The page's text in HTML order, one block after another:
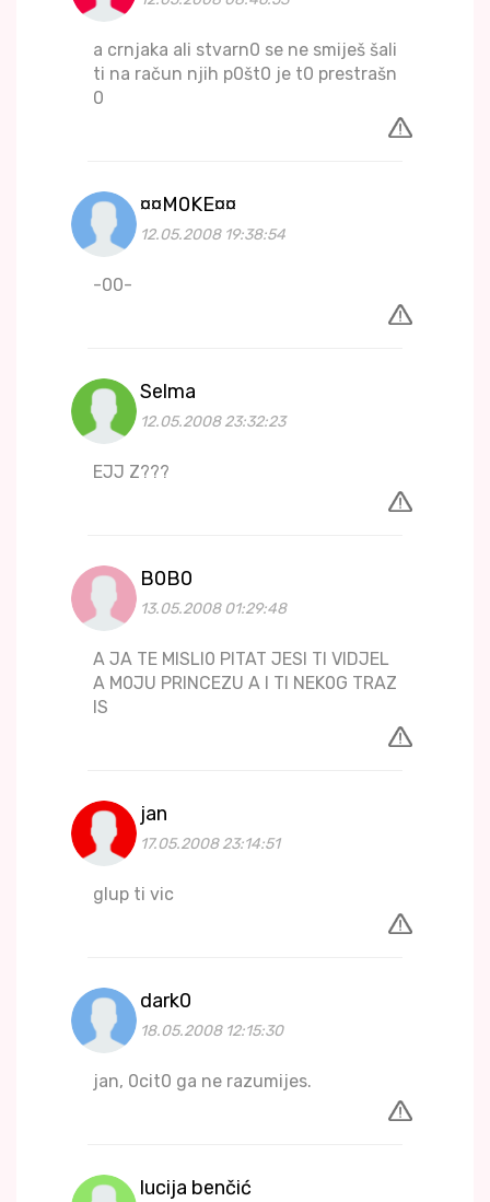
a crnjaka ali stvarn0 se ne smiješ šali
ti na račun njih p0št0 je t0 prestrašn
0
¤¤M0KE¤¤
12.05.2008 19:38:54
-00-
Selma
12.05.2008 23:32:23
EJJ Z???
B0B0
13.05.2008 01:29:48
A JA TE MISLI0 PITAT JESI TI VIDJEL
A M0JU PRINCEZU A I TI NEK0G TRAZ
IS
jan
17.05.2008 23:14:51
glup ti vic
dark0
18.05.2008 12:15:30
jan, 0cit0 ga ne razumijes.
lucija benčić